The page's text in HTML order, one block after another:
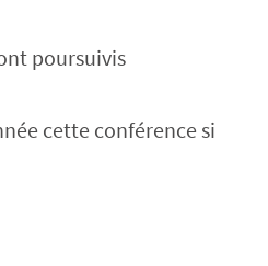
poursuivis
cette conférence si